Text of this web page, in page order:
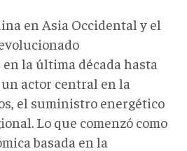
en Asia Occidental y el
la última década hasta
actor central en la
el suministro energético
Lo que comenzó como
basada en la